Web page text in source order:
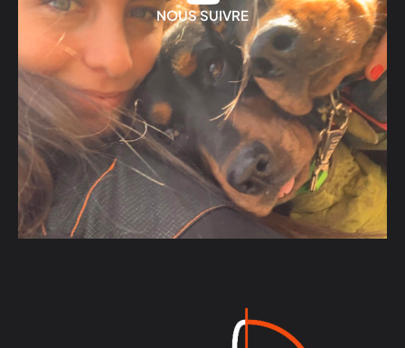
NOUS SUIVRE